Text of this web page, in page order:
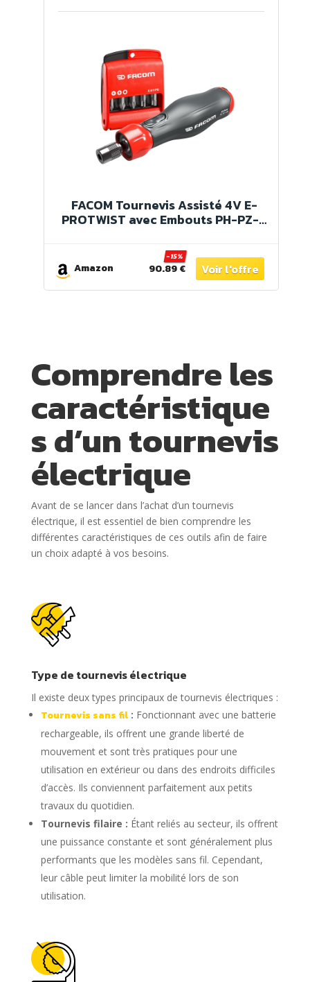
FACOM Tournevis Assisté 4V E-
PROTWIST avec Embouts PH-PZ-6
ATPA4V.J12APB, Noir / Rouge
Amazon 90.89 €
-15%
Comprendre les
caractéristique
s d’un tournevis
électrique
Avant de se lancer dans l’achat d’un tournevis
électrique, il est essentiel de bien comprendre les
différentes caractéristiques de ces outils afin de faire
un choix adapté à vos besoins.
Type de tournevis électrique
Il existe deux types principaux de tournevis électriques :
Tournevis sans fil: Fonctionnant avec une batterie
rechargeable, ils offrent une grande liberté de
mouvement et sont très pratiques pour une
utilisation en extérieur ou dans des endroits difficiles
d’accès. Ils conviennent parfaitement aux petits
travaux du quotidien.
Tournevis filaire : Étant reliés au secteur, ils offrent
une puissance constante et sont généralement plus
performants que les modèles sans fil. Cependant,
leur câble peut limiter la mobilité lors de son
utilisation.